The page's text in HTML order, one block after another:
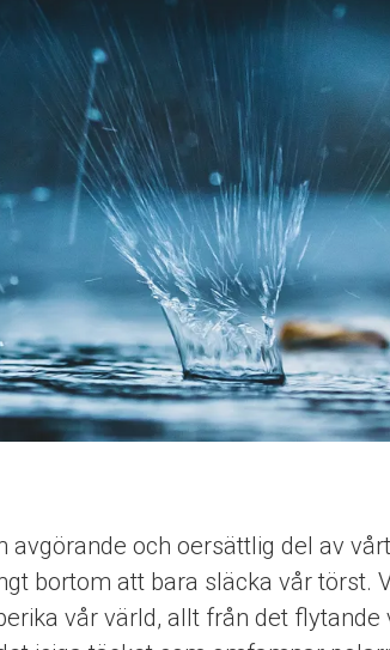
avgörande och oersättlig del av
bortom att bara släcka vår törst.
vår värld, allt från det flytande